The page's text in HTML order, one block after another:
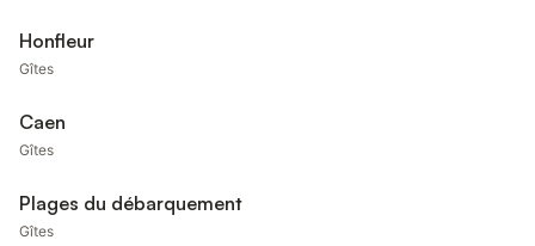
Honfleur
Gîtes
Caen
Gîtes
Plages du débarquement
Gîtes